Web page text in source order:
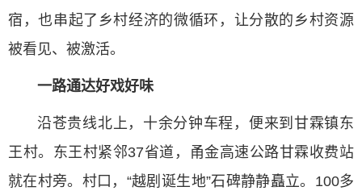
宿，也串起了乡村经济的微循环，让分散的乡村资源
被看见、被激活。
一路通达好戏好味
沿苍贵线北上，十余分钟车程，便来到甘霖镇东
王村。东王村紧邻37省道，甬金高速公路甘霖收费站
就在村旁。村口，“越剧诞生地”石碑静静矗立。100多